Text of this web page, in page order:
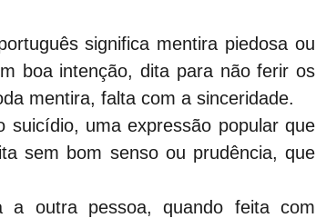
significa mentira piedosa ou
boa intenção, dita para não ferir os
mentira, falta com a sinceridade.
uma expressão popular que
sem bom senso ou prudência, que
outra pessoa, quando feita com